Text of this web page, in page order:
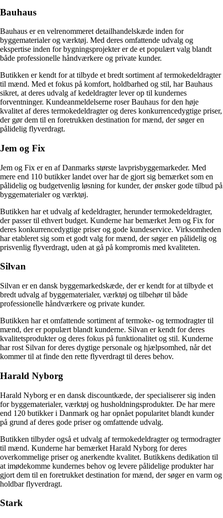
Bauhaus
Bauhaus er en velrenommeret detailhandelskæde inden for
byggematerialer og værktøj. Med deres omfattende udvalg og
ekspertise inden for bygningsprojekter er de et populært valg blandt
både professionelle håndværkere og private kunder.
Butikken er kendt for at tilbyde et bredt sortiment af termokedeldragter
til mænd. Med et fokus på komfort, holdbarhed og stil, har Bauhaus
sikret, at deres udvalg af kedeldragter lever op til kundernes
forventninger. Kundeanmeldelserne roser Bauhaus for den høje
kvalitet af deres termokedeldragter og deres konkurrencedygtige priser,
der gør dem til en foretrukken destination for mænd, der søger en
pålidelig flyverdragt.
Jem og Fix
Jem og Fix er en af Danmarks største lavprisbyggemarkeder. Med
mere end 110 butikker landet over har de gjort sig bemærket som en
pålidelig og budgetvenlig løsning for kunder, der ønsker gode tilbud på
byggematerialer og værktøj.
Butikken har et udvalg af kedeldragter, herunder termokedeldragter,
der passer til ethvert budget. Kunderne har bemærket Jem og Fix for
deres konkurrencedygtige priser og gode kundeservice. Virksomheden
har etableret sig som et godt valg for mænd, der søger en pålidelig og
prisvenlig flyverdragt, uden at gå på kompromis med kvaliteten.
Silvan
Silvan er en dansk byggemarkedskæde, der er kendt for at tilbyde et
bredt udvalg af byggematerialer, værktøj og tilbehør til både
professionelle håndværkere og private kunder.
Butikken har et omfattende sortiment af termoke- og termodragter til
mænd, der er populært blandt kunderne. Silvan er kendt for deres
kvalitetsprodukter og deres fokus på funktionalitet og stil. Kunderne
har rost Silvan for deres dygtige personale og hjælpsomhed, når det
kommer til at finde den rette flyverdragt til deres behov.
Harald Nyborg
Harald Nyborg er en dansk discountkæde, der specialiserer sig inden
for byggematerialer, værktøj og husholdningsprodukter. De har mere
end 120 butikker i Danmark og har opnået popularitet blandt kunder
på grund af deres gode priser og omfattende udvalg.
Butikken tilbyder også et udvalg af termokedeldragter og termodragter
til mænd. Kunderne har bemærket Harald Nyborg for deres
overkommelige priser og anerkendte kvalitet. Butikkens dedikation til
at imødekomme kundernes behov og levere pålidelige produkter har
gjort dem til en foretrukket destination for mænd, der søger en varm og
holdbar flyverdragt.
Stark